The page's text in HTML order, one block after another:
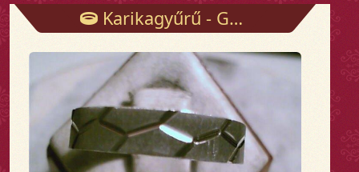
Karikagyűrű - Gyűrűk - Arany és ezüst ékszerek